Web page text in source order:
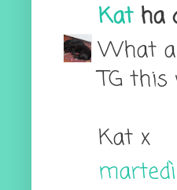
Katha
What a
TG this
Kat x